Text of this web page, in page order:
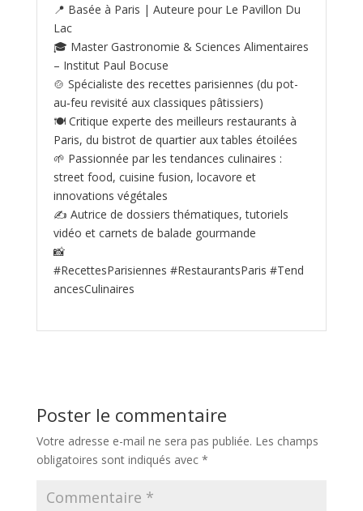
📍 Basée à Paris | Auteure pour Le Pavillon Du
Lac
🎓 Master Gastronomie & Sciences Alimentaires
– Institut Paul Bocuse
🍲 Spécialiste des recettes parisiennes (du pot-
au‑feu revisité aux classiques pâtissiers)
🍽️ Critique experte des meilleurs restaurants à
Paris, du bistrot de quartier aux tables étoilées
🌱 Passionnée par les tendances culinaires :
street food, cuisine fusion, locavore et
innovations végétales
✍️ Autrice de dossiers thématiques, tutoriels
vidéo et carnets de balade gourmande
📸
#RecettesParisiennes #RestaurantsParis #Tend
ancesCulinaires
Poster le commentaire
Votre adresse e-mail ne sera pas publiée. Les champs
obligatoires sont indiqués avec *